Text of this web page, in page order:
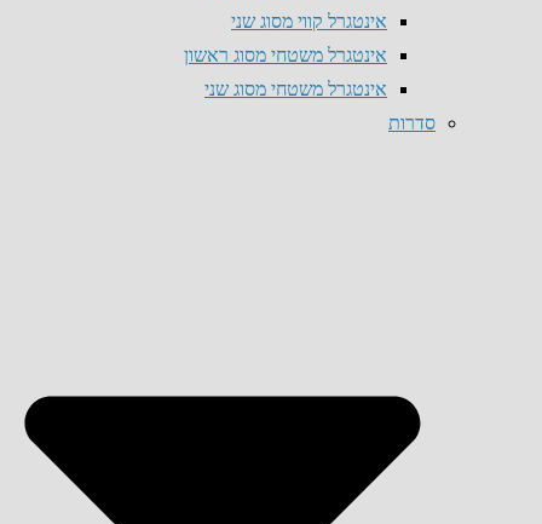
אינטגרל קווי מסוג שני
אינטגרל משטחי מסוג ראשון
אינטגרל משטחי מסוג שני
סדרות